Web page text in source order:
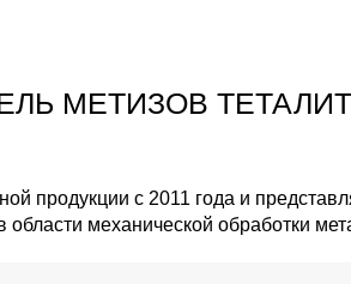
МЕТИЗОВ ТЕТАЛИТ
с 2011 года и
механической обработки